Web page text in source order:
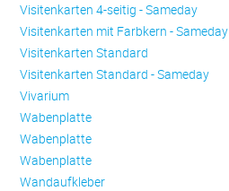
Visitenkarten 4-seitig - Sameday
Visitenkarten mit Farbkern - Sameday
Visitenkarten Standard
Visitenkarten Standard - Sameday
Vivarium
Wabenplatte
Wabenplatte
Wabenplatte
Wandaufkleber